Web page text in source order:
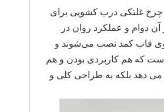
درب سنگین محصول چرخ غلتکی درب کشویی برای
دوام و عملکرد روان در
قاب کمد نصب می‌شوند و
که هم کاربردی بودن و هم
می دهد بلکه به طراحی کلی و